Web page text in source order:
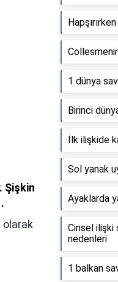
Şişkin
·
olarak
1 dünya
Birinci
İlk ilişkide
Sol yanak
Ayaklarda
Cinsel ilişki
nedenleri
1 balkan